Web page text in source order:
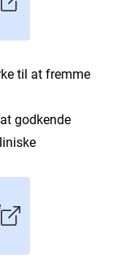
til at fremme
godkende